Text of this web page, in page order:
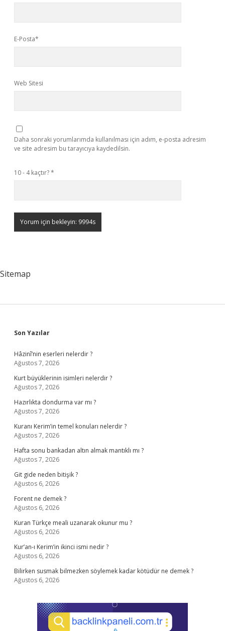
E-Posta*
Web Sitesi
Daha sonraki yorumlarımda kullanılması için adım, e-posta adresim
ve site adresim bu tarayıcıya kaydedilsin.
10 - 4 kaçtır?*
Sitemap
Sidebar
Son Yazılar
Hâzinî’nin eserleri nelerdir ?
Ağustos 7, 2026
Kurt büyüklerinin isimleri nelerdir ?
Ağustos 7, 2026
Hazırlıkta dondurma var mı ?
Ağustos 7, 2026
Kuranı Kerim’in temel konuları nelerdir ?
Ağustos 7, 2026
Hafta sonu bankadan altın almak mantıklı mı ?
Ağustos 7, 2026
Git gide neden bitişik ?
Ağustos 6, 2026
Forent ne demek ?
Ağustos 6, 2026
Kuran Türkçe meali uzanarak okunur mu ?
Ağustos 6, 2026
Kur’an-ı Kerim’in ikinci ismi nedir ?
Ağustos 6, 2026
Bilirken susmak bilmezken söylemek kadar kötüdür ne demek ?
Ağustos 6, 2026